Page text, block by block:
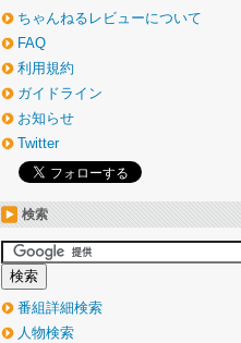
ちゃんねるレビューについて
FAQ
利用規約
ガイドライン
お知らせ
Twitter
検索
番組詳細検索
人物検索